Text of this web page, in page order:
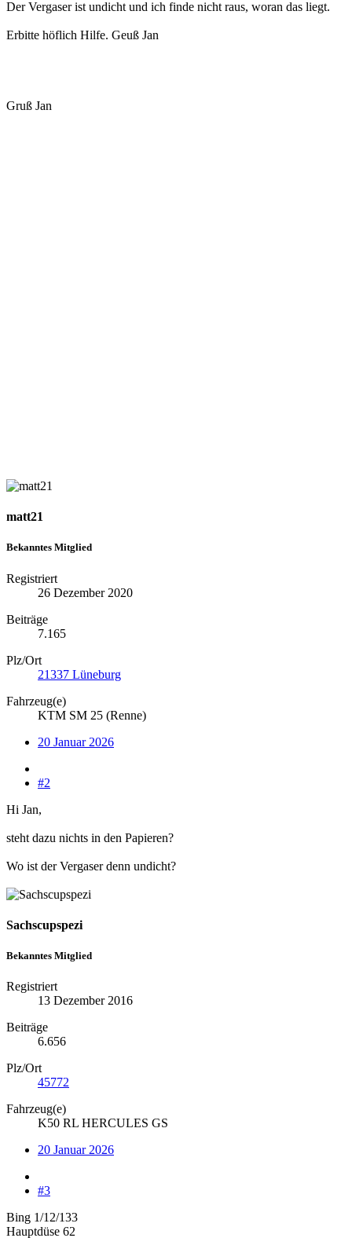
Der Vergaser ist undicht und ich finde nicht raus, woran das liegt.
Erbitte höflich Hilfe. Geuß Jan
Gruß Jan
matt21
Bekanntes Mitglied
Registriert
26 Dezember 2020
Beiträge
7.165
Plz/Ort
21337 Lüneburg
Fahrzeug(e)
KTM SM 25 (Renne)
20 Januar 2026
#2
Hi Jan,
steht dazu nichts in den Papieren?
Wo ist der Vergaser denn undicht?
Sachscupspezi
Bekanntes Mitglied
Registriert
13 Dezember 2016
Beiträge
6.656
Plz/Ort
45772
Fahrzeug(e)
K50 RL HERCULES GS
20 Januar 2026
#3
Bing 1/12/133
Hauptdüse 62